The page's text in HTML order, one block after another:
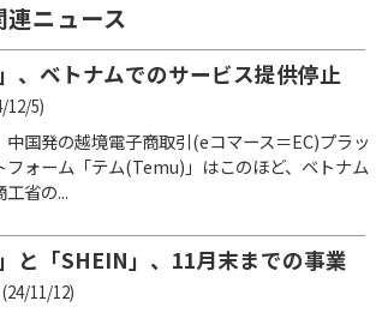
ニュース
、ベトナムでのサービス提供停止
12/5)
中国発の越境電子商取引(eコマース＝EC)プラッ
フォーム「テム(Temu)」はこのほど、ベトナム
工省の...
と「SHEIN」、11月末までの事業
(24/11/12)